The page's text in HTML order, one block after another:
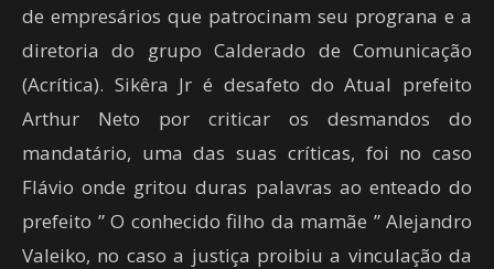
de empresários que patrocinam seu prograna e a
diretoria do grupo Calderado de Comunicação
(Acrítica). Sikêra Jr é desafeto do Atual prefeito
Arthur Neto por criticar os desmandos do
mandatário, uma das suas críticas, foi no caso
Flávio onde gritou duras palavras ao enteado do
prefeito ” O conhecido filho da mamãe ” Alejandro
Valeiko, no caso a justiça proibiu a vinculação da